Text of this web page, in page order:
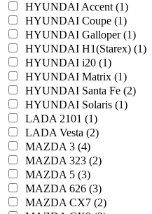
HYUNDAI Accent (1)
HYUNDAI Coupe (1)
HYUNDAI Galloper (1)
HYUNDAI H1(Starex) (1)
HYUNDAI i20 (1)
HYUNDAI Matrix (1)
HYUNDAI Santa Fe (2)
HYUNDAI Solaris (1)
LADA 2101 (1)
LADA Vesta (2)
MAZDA 3 (4)
MAZDA 323 (2)
MAZDA 5 (3)
MAZDA 626 (3)
MAZDA CX7 (2)